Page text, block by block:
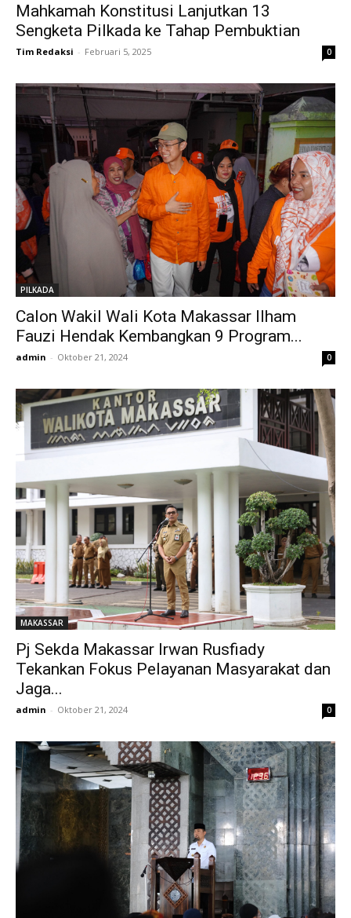
Mahkamah Konstitusi Lanjutkan 13
Sengketa Pilkada ke Tahap Pembuktian
Tim Redaksi - Februari 5, 2025 0
PILKADA
Calon Wakil Wali Kota Makassar Ilham
Fauzi Hendak Kembangkan 9 Program...
admin - Oktober 21, 2024 0
MAKASSAR
Pj Sekda Makassar Irwan Rusfiady
Tekankan Fokus Pelayanan Masyarakat dan
Jaga...
admin - Oktober 21, 2024 0